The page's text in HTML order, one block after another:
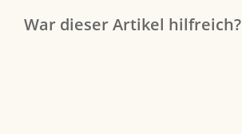
War dieser Artikel hilfreich?